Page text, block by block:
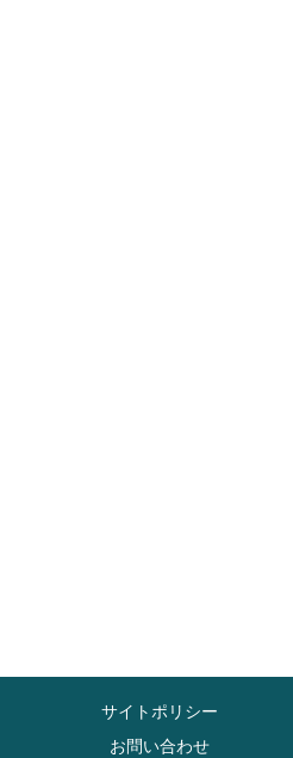
サイトポリシー
お問い合わせ